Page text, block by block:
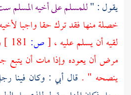
يقول : "للمسلم على أخيه
خصلة منها فقد ترك حقا واجبا لأخيه
لقيه أن يسلم عليه ، [ص:
مرض أن يعوده وإذا مات أن يتبع
ينصحه " . قال أبي : وكان فينا